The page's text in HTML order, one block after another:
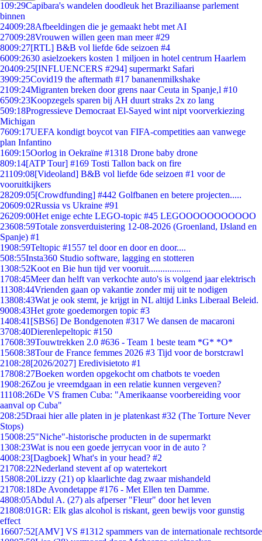
109:29Capibara's wandelen doodleuk het Braziliaanse parlement
binnen
24009:28Afbeeldingen die je gemaakt hebt met AI
27009:28Vrouwen willen geen man meer #29
8009:27[RTL] B&B vol liefde 6de seizoen #4
6009:2630 asielzoekers kosten 1 miljoen in hotel centrum Haarlem
20409:25[INFLUENCERS #294] supermarkt Safari
3909:25Covid19 the aftermath #17 bananenmilkshake
2109:24Migranten breken door grens naar Ceuta in Spanje,l #10
6509:23Koopzegels sparen bij AH duurt straks 2x zo lang
509:18Progressieve Democraat El-Sayed wint nipt voorverkiezing
Michigan
7609:17UEFA kondigt boycot van FIFA-competities aan vanwege
plan Infantino
1609:15Oorlog in Oekraïne #1318 Drone baby drone
809:14[ATP Tour] #169 Tosti Tallon back on fire
21109:08[Videoland] B&B vol liefde 6de seizoen #1 voor de
vooruitkijkers
28209:05[Crowdfunding] #442 Golfbanen en betere projecten.....
20609:02Russia vs Ukraine #91
26209:00Het enige echte LEGO-topic #45 LEGOOOOOOOOOOO
23608:59Totale zonsverduistering 12-08-2026 (Groenland, IJsland en
Spanje) #1
1908:59Teltopic #1557 tel door en door en door....
508:55Insta360 Studio software, lagging en stotteren
1308:52Koot en Bie hun tijd ver vooruit..................
1708:45Meer dan helft van verkochte auto's is volgend jaar elektrisch
11308:44Vrienden gaan op vakantie zonder mij uit te nodigen
13808:43Wat je ook stemt, je krijgt in NL altijd Links Liberaal Beleid.
9008:43Het grote goedemorgen topic #3
1408:41 [SBS6] De Bondgenoten #317 We dansen de macaroni
3708:40Dierenlepeltopic #150
17608:39Touwtrekken 2.0 #636 - Team 1 beste team *G* *O*
15608:38Tour de France femmes 2026 #3 Tijd voor de borstcrawl
2108:28[2026/2027] Eredivisietoto #1
17808:27Boeken worden opgekocht om chatbots te voeden
1908:26Zou je vreemdgaan in een relatie kunnen vergeven?
11108:26De VS framen Cuba: "Amerikaanse voorbereiding voor
aanval op Cuba"
208:25Draai hier alle platen in je platenkast #32 (The Torture Never
Stops)
15008:25"Niche"-historische producten in de supermarkt
1308:23Wat is nou een goede jerrycan voor in de auto ?
4008:23[Dagboek] What's in your head? #2
21708:22Nederland stevent af op watertekort
15808:20Lizzy (21) op klaarlichte dag zwaar mishandeld
21708:18De Avondetappe #176 - Met Ellen ten Damme.
4808:05Abdul A. (27) als afperser "Fleur" door het leven
21808:01GR: Elk glas alcohol is riskant, geen bewijs voor gunstig
effect
16607:52[AMV] VS #1312 spammers van de internationale rechtsorde